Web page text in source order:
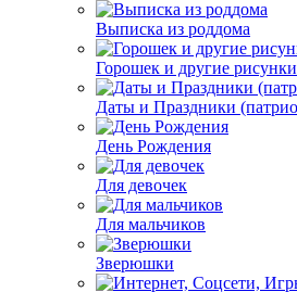
Выписка из роддома
Горошек и другие рисунки
Даты и Праздники
День Рождения
Для девочек
Для мальчиков
Зверюшки